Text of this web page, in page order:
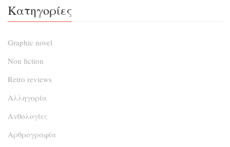
Κατηγορίες
Graphic novel
Non fiction
Retro reviews
Αλληγορία
Ανθολογίες
Αρθρογραφία